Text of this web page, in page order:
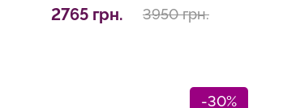
2765 грн. 3950 грн.
-30%